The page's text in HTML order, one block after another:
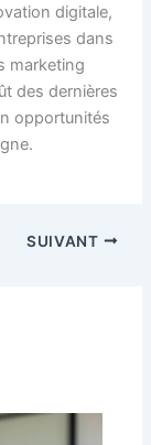
digitale,
dans
marketing
des dernières
opportunités
SUIVANT